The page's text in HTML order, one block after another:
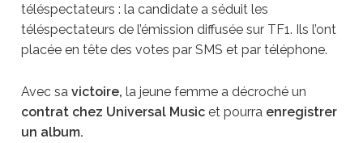
téléspectateurs : la candidate a séduit les
téléspectateurs de l’émission diffusée sur TF1. Ils l’ont
placée en tête des votes par SMS et par téléphone.
Avec sa victoire, la jeune femme a décroché un
contrat chez Universal Musicet pourraenregistrer
un album.